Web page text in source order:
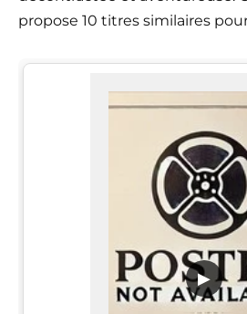
propose 10 titres similaires
▶